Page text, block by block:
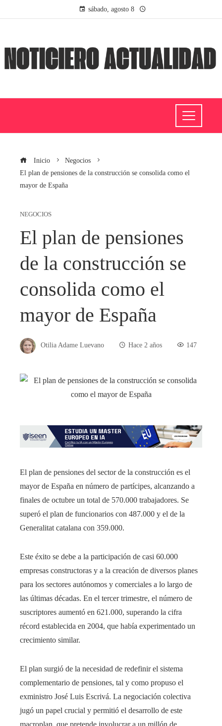
sábado, agosto 8
Inicio
Negocios
El plan de pensiones de la construcción se consolida como el
mayor de España
NEGOCIOS
El plan de pensiones
de la construcción se
consolida como el
mayor de España
Otilia Adame Luevano Hace 2 años 147
El plan de pensiones del sector de la construcción es el
mayor de España en número de partícipes, alcanzando a
finales de octubre un total de 570.000 trabajadores. Se
superó el plan de funcionarios con 487.000 y el de la
Generalitat catalana con 359.000.
Este éxito se debe a la participación de casi 60.000
empresas constructoras y a la creación de diversos planes
para los sectores autónomos y comerciales a lo largo de
las últimas décadas. En el tercer trimestre, el número de
suscriptores aumentó en 621.000, superando la cifra
récord establecida en 2004, que había experimentado un
crecimiento similar.
El plan surgió de la necesidad de redefinir el sistema
complementario de pensiones, tal y como propuso el
exministro José Luis Escrivá. La negociación colectiva
jugó un papel crucial y permitió el desarrollo de este